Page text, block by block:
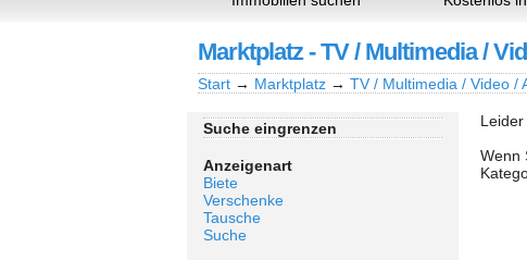
Marktplatz - TV / Multimedia /
Start → Marktplatz → TV / Multimedia / Video /
Suche eingrenzen
Anzeigenart
Biete
Verschenke
Tausche
Suche
Wenn